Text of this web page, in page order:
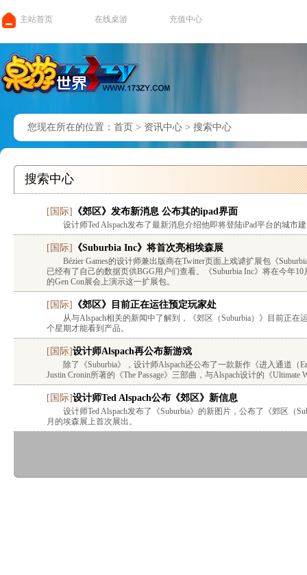
主站首页 在线桌游 充值中心
您现在所在的位置： 首页 > 资讯中心 > 搜索中心
搜索中心
[ 国际] 《郊区》发布新消息 公布其的ipad界面
设计师Ted Alspach发布了最新消息介绍他即将登陆iPad平台的城市
[ 国际] 《Suburbia Inc》将首次亮相埃森展
Bézier Games的设计师兼出版商在Twitter页面上戏谑扩展包《
已经有了自己的数据页供BGG用户们查看。《Suburbia Inc》将在今年
的Gen Con展会上演示这一扩展包。
[ 国际] 《郊区》目前正在运往预定玩家处
从与Alspach相关的新闻中了解到，《郊区（Suburbia）》目前正
个星期才能看到产品。
[ 国际]设计师Alspach再公布新游戏
除了《Suburbia》，设计师Alspach还公布了一款新作《进入通道（
Justin Cronin所著的《The Passage》三部曲，与Alspach设计的《Ultimate
[ 国际]设计师Ted Alspach公布《郊区》新信息
设计师Ted Alspach发布了《Suburbia》的新图片，公布了《郊区（
月的埃森展上首次展出。